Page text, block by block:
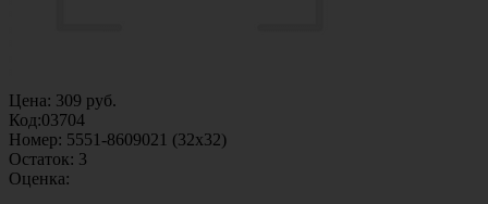
Цена: 309 руб.
Код:03704
Номер: 5551-8609021 (32х32)
Остаток: 3
Оценка: